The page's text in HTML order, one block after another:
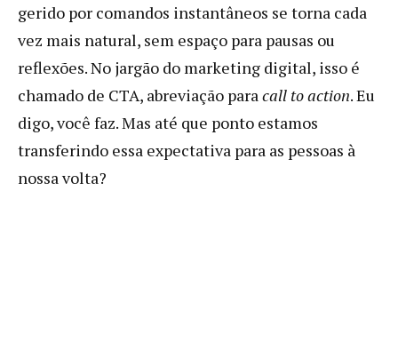
gerido por comandos instantâneos se torna cada
vez mais natural, sem espaço para pausas ou
reflexões. No jargão do marketing digital, isso é
chamado de CTA, abreviação paracall to action. Eu
digo, você faz. Mas até que ponto estamos
transferindo essa expectativa para as pessoas à
nossa volta?